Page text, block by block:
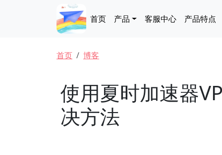
Main navigation
首页 产品 客服中心 产品特点
面包屑
首页 博客
使用夏时加速器
决方法